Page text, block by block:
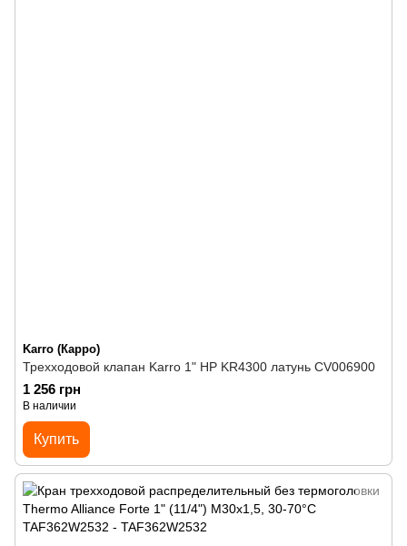
Karro (Карро)
Трехходовой клапан Karro 1" НР KR4300 латунь CV006900
1 256 грн
В наличии
Купить